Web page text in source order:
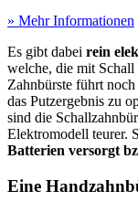
» Mehr Informationen
Es gibt dabei rein
welche, die mit
Zahnbürste führt
das Putzergebnis zu
sind die
Elektromodell teurer.
Batterien versorgt
Eine